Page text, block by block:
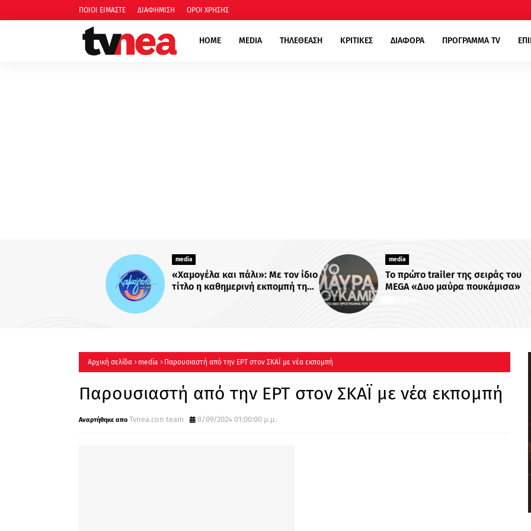
ΠΟΙΟΙ ΕΙΜΑΣΤΕ ΔΙΑΦΗΜΙΣΗ ΟΡΟΙ ΧΡΗΣΗΣ
HOME MEDIA ΤΗΛΕΘΕΑΣΗ ΚΡΙΤΙΚΕΣ ΔΙΑΦΟΡΑ ΠΡΟΓΡΑΜΜΑ TV
media
«Χαμογέλα και πάλι»: Με τον ίδιο
τίτλο η καθημερινή εκπομπή της
Σίσσυς Χρηστίδου στο Mega -
Πότε κάνει πρεμιέρα;
media
Το πρώτο trailer της σειράς του
MEGA «Δυο μαύρα πουκάμισα»
Αρχική σελίδα media Παρουσιαστή από την ΕΡΤ στον ΣΚΑΪ με νέα εκπομπή
Παρουσιαστή από την ΕΡΤ στον ΣΚΑΪ με νέα εκπομπή
Tvnea.con team 8/09/2024 01:00:00 μ.μ.